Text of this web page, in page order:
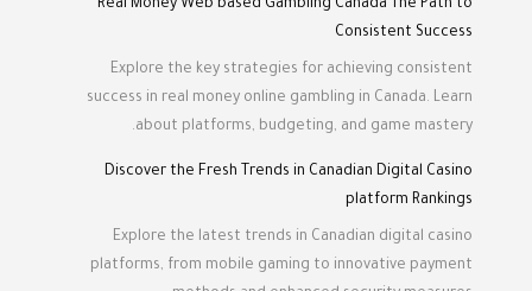
Real Money Web based Gambling Canada The Path to
Consistent Success
Explore the key strategies for achieving consistent
success in real money online gambling in Canada. Learn
about platforms, budgeting, and game mastery.
Discover the Fresh Trends in Canadian Digital Casino
platform Rankings
Explore the latest trends in Canadian digital casino
platforms, from mobile gaming to innovative payment